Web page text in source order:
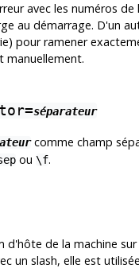
avec les numéros
au démarrage. D'un
pour ramener
manuellement.
séparateur
comme champ
ou \f.
d'hôte de la machine
un slash, elle est